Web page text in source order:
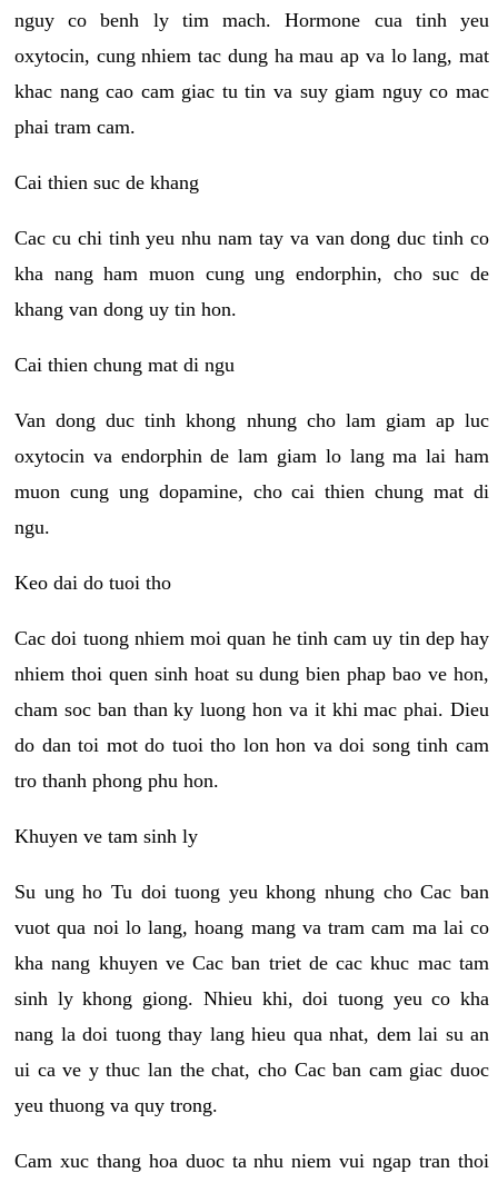
nguy co benh ly tim mach. Hormone cua tinh yeu
oxytocin, cung nhiem tac dung ha mau ap va lo lang, mat
khac nang cao cam giac tu tin va suy giam nguy co mac
phai tram cam.
Cai thien suc de khang
Cac cu chi tinh yeu nhu nam tay va van dong duc tinh co
kha nang ham muon cung ung endorphin, cho suc de
khang van dong uy tin hon.
Cai thien chung mat di ngu
Van dong duc tinh khong nhung cho lam giam ap luc
oxytocin va endorphin de lam giam lo lang ma lai ham
muon cung ung dopamine, cho cai thien chung mat di
ngu.
Keo dai do tuoi tho
Cac doi tuong nhiem moi quan he tinh cam uy tin dep hay
nhiem thoi quen sinh hoat su dung bien phap bao ve hon,
cham soc ban than ky luong hon va it khi mac phai. Dieu
do dan toi mot do tuoi tho lon hon va doi song tinh cam
tro thanh phong phu hon.
Khuyen ve tam sinh ly
Su ung ho Tu doi tuong yeu khong nhung cho Cac ban
vuot qua noi lo lang, hoang mang va tram cam ma lai co
kha nang khuyen ve Cac ban triet de cac khuc mac tam
sinh ly khong giong. Nhieu khi, doi tuong yeu co kha
nang la doi tuong thay lang hieu qua nhat, dem lai su an
ui ca ve y thuc lan the chat, cho Cac ban cam giac duoc
yeu thuong va quy trong.
Cam xuc thang hoa duoc ta nhu niem vui ngap tran thoi